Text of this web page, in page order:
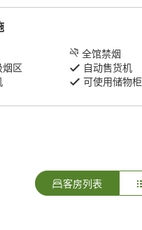
全馆禁烟
烟区
自动售货机
可使用储物柜
客房列表